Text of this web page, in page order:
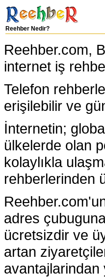
Reehber Nedir?
Reehber.com,
internet iş
Telefon
erişilebilir ve
İnternetin;
ülkelerde olan
kolaylıkla
rehberlerinden
adres
ücretsizdir ve
artan
avantajlarindan